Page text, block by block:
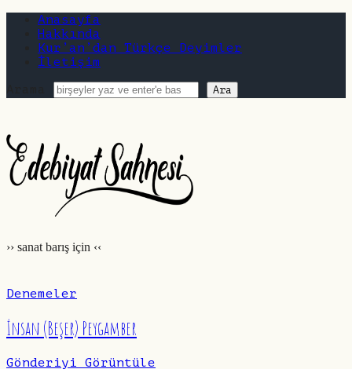
Anasayfa
Hakkında
Kur’an’dan Türkçe Deyimler
İletişim
Edebiyat
Sahnesi
edebiyatsahnesi.com
›› sanat barış için ‹‹
Denemeler
İnsan (Beşer) Peygamber
Gönderiyi Görüntüle